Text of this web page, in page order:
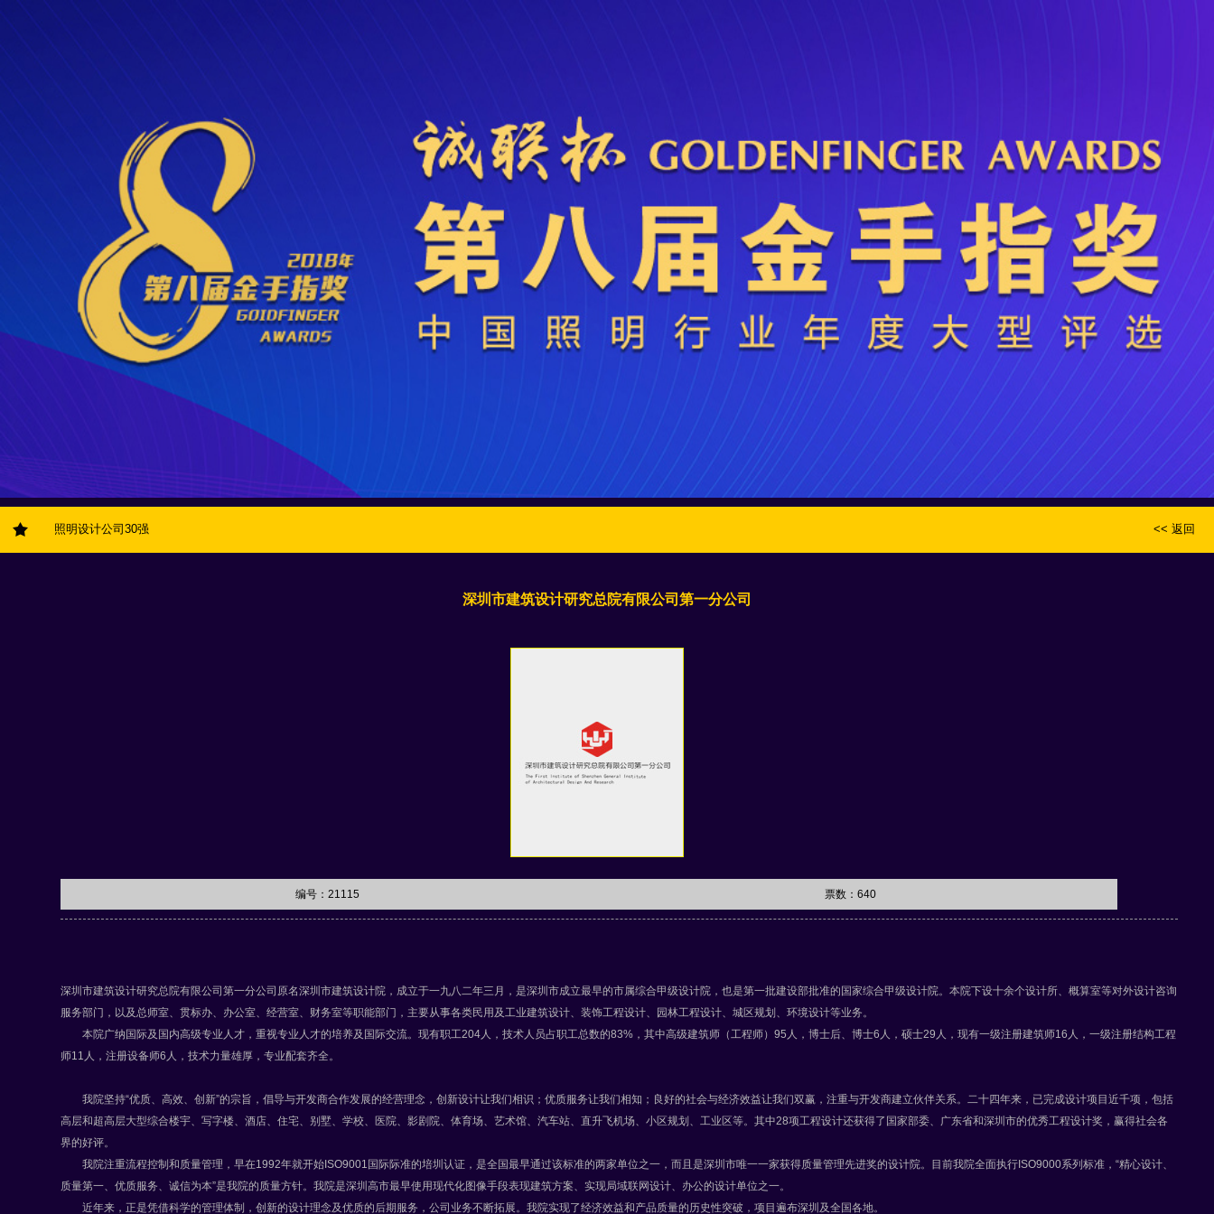
<< 返回
照明设计公司30强
深圳市建筑设计研究总院有限公司第一分公司
编号：21115 票数：640
深圳市建筑设计研究总院有限公司第一分公司原名深圳市建筑设计院，成立于一九八二年三月，是深圳市成立最早的市属综合甲级设计院，也是第一批建设部批准的国家综合甲级设计院。本院下设十余个设计所、概算室等对外设计咨询
服务部门，以及总师室、贯标办、办公室、经营室、财务室等职能部门，主要从事各类民用及工业建筑设计、装饰工程设计、园林工程设计、城区规划、环境设计等业务。
本院广纳国际及国内高级专业人才，重视专业人才的培养及国际交流。现有职工204人，技术人员占职工总数的83%，其中高级建筑师（工程师）95人，博士后、博士6人，硕士29人，现有一级注册建筑师16人，一级注册结构工程
师11人，注册设备师6人，技术力量雄厚，专业配套齐全。
我院坚持“优质、高效、创新”的宗旨，倡导与开发商合作发展的经营理念，创新设计让我们相识；优质服务让我们相知；良好的社会与经济效益让我们双赢，注重与开发商建立伙伴关系。二十四年来，已完成设计项目近千项，包括
高层和超高层大型综合楼宇、写字楼、酒店、住宅、别墅、学校、医院、影剧院、体育场、艺术馆、汽车站、直升飞机场、小区规划、工业区等。其中28项工程设计还获得了国家部委、广东省和深圳市的优秀工程设计奖，赢得社会各
界的好评。
我院注重流程控制和质量管理，早在1992年就开始ISO9001国际际准的培圳认证，是全国最早通过该标准的两家单位之一，而且是深圳市唯一一家获得质量管理先进奖的设计院。目前我院全面执行ISO9000系列标准，“精心设计、
质量第一、优质服务、诚信为本”是我院的质量方针。我院是深圳高市最早使用现代化图像手段表现建筑方案、实现局域联网设计、办公的设计单位之一。
近年来，正是凭借科学的管理体制，创新的设计理念及优质的后期服务，公司业务不断拓展。我院实现了经济效益和产品质量的历史性突破，项目遍布深圳及全国各地。